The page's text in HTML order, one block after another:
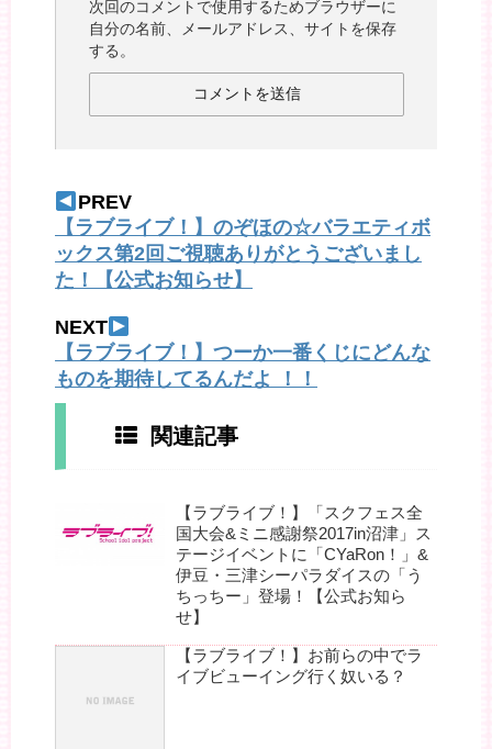
次回のコメントで使用するためブラウザーに
自分の名前、メールアドレス、サイトを保存
する。
PREV
【ラブライブ！】のぞほの☆バラエティボ
ックス第2回ご視聴ありがとうございまし
た！【公式お知らせ】
NEXT
【ラブライブ！】つーか一番くじにどんな
ものを期待してるんだよ ！！
関連記事
【ラブライブ！】「スクフェス全
国大会&ミニ感謝祭2017in沼津」ス
テージイベントに「CYaRon！」&
伊豆・三津シーパラダイスの「う
ちっちー」登場！【公式お知ら
せ】
【ラブライブ！】お前らの中でラ
イブビューイング行く奴いる？